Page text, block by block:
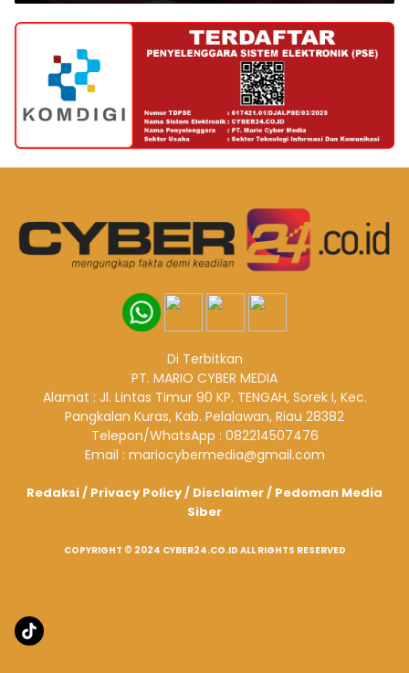
Di Terbitkan
PT. MARIO CYBER MEDIA
Alamat : Jl. Lintas Timur 90 KP. TENGAH, Sorek I, Kec.
Pangkalan Kuras, Kab. Pelalawan, Riau 28382
Telepon/WhatsApp : 082214507476
Email : mariocybermedia@gmail.com
Redaksi/ Privacy Policy/ Disclaimer/ Pedoman Media
Siber
COPYRIGHT © 2024 CYBER24.CO.ID ALL RIGHTS RESERVED